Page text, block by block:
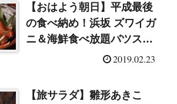
【おはよう朝日】平成最後
の食べ納め！浜坂 ズワイガ
ニ＆海鮮食べ放題バツスア
ー（2019/2/23）
2019.02.23
【旅サラダ】雛形あきこ